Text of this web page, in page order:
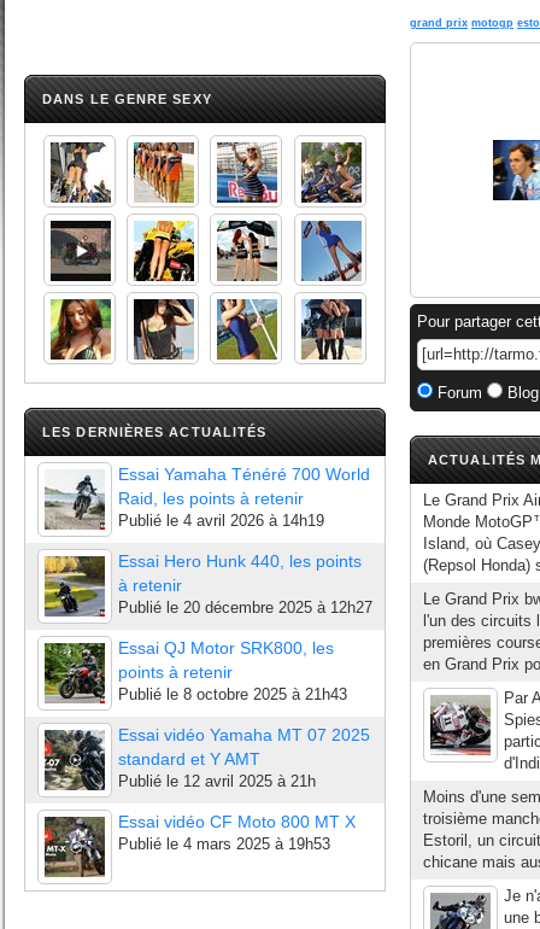
DANS LE GENRE SEXY
LES DERNIÈRES ACTUALITÉS
Essai Yamaha Ténéré 700 World
Raid, les points à retenir
Publié le 4 avril 2026 à 14h19
Essai Hero Hunk 440, les points
à retenir
Publié le 20 décembre 2025 à 12h27
Essai QJ Motor SRK800, les
points à retenir
Publié le 8 octobre 2025 à 21h43
Essai vidéo Yamaha MT 07 2025
standard et Y AMT
Publié le 12 avril 2025 à 21h
Essai vidéo CF Moto 800 MT X
Publié le 4 mars 2025 à 19h53
grand prix motogp
Pour partager
Forum
ACTUALITÉS
Le Grand Prix
Monde
Island, où
(Repsol Honda)
Le Grand Prix
l'un des circuits
premières
en Grand Prix
Par
Moins d'une
troisième
Estoril, un
chicane mais
Je
une